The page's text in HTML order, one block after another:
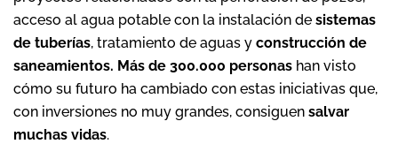
acceso al agua potable con la instalación de sistemas
de tuberías, tratamiento de aguas y construcción de
saneamientos. Más de 300.000 personas han visto
cómo su futuro ha cambiado con estas iniciativas que,
con inversiones no muy grandes, consiguen salvar
muchas vidas.